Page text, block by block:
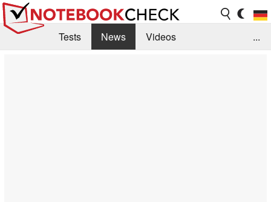
Tests News
Videos
...